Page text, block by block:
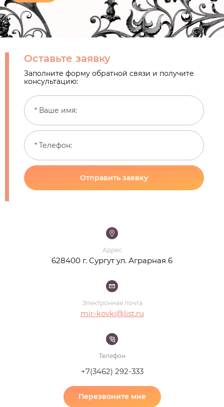
Оставьте заявку
Заполните форму обратной связи и получите
консультацию:
Отправить заявку
Адрес
628400 г. Сургут ул. Аграрная 6
Электронная почта
mir-kovki@list.ru
Телефон
+7(3462) 292-333
Перезвоните мне